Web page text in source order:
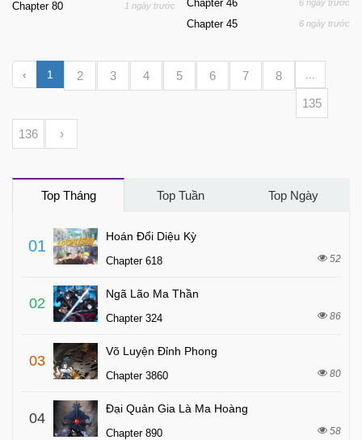
Chapter 80 1 ngày trước Chapter 46 6 ngày trước
Chapter 45 6 ngày trước
‹ 1 2 3 4 5 6 7 8
135
136 ›
Top Tháng Top Tuần Top Ngày
01
Hoán Đổi Diệu Kỳ
Chapter 618 52
02
Ngã Lão Ma Thần
Chapter 324 86
03
Võ Luyện Đỉnh Phong
Chapter 3860 80
04
Đại Quản Gia Là Ma Hoàng
Chapter 890 58